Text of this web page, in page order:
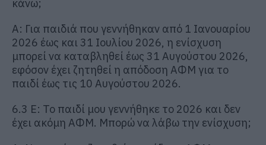
κάνω;
Α: Για παιδιά που γεννήθηκαν από 1 Ιανουαρίου
2026 έως και 31 Ιουλίου 2026, η ενίσχυση
μπορεί να καταβληθεί έως 31 Αυγούστου 2026,
εφόσον έχει ζητηθεί η απόδοση ΑΦΜ για το
παιδί έως τις 10 Αυγούστου 2026.
6.3 Ε: Το παιδί μου γεννήθηκε το 2026 και δεν
έχει ακόμη ΑΦΜ. Μπορώ να λάβω την ενίσχυση;